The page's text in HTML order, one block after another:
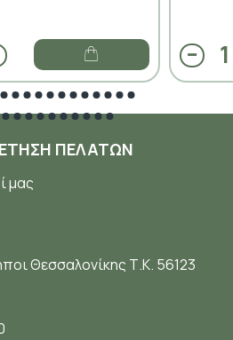
ΠΕΛΑΤΏΝ
μας
Θεσσαλονίκης Τ.Κ. 56123